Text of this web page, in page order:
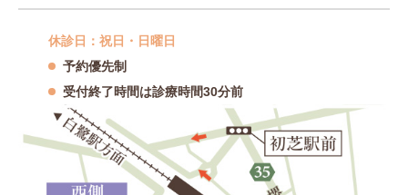
休診日：祝日・日曜日
予約優先制
受付終了時間は診療時間30分前